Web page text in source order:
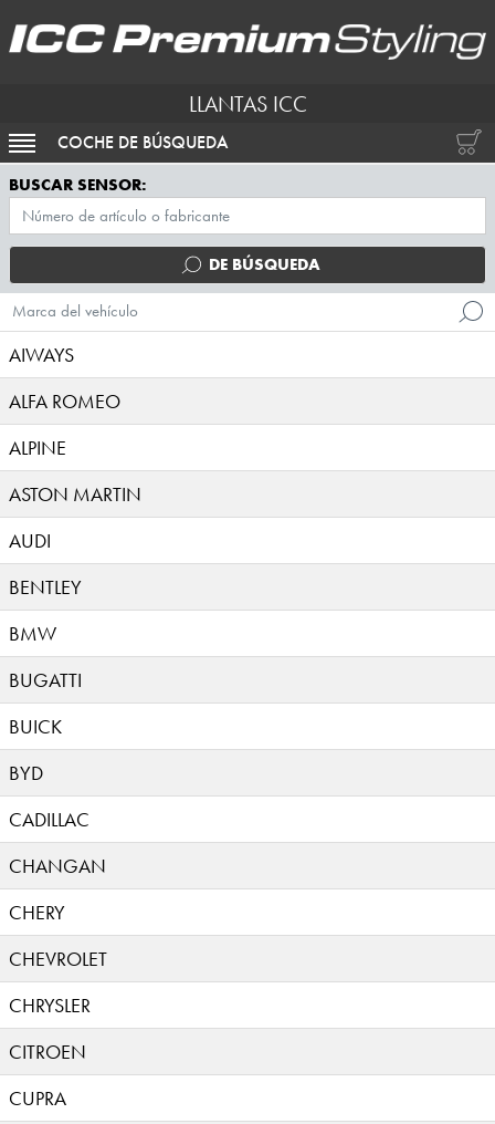
LLANTAS ICC
ACTIVAR NAVEGACIÓN
COCHE DE BÚSQUEDA
BUSCAR SENSOR:
DE BÚSQUEDA
Marca del vehículo
AIWAYS
ALFA ROMEO
ALPINE
ASTON MARTIN
AUDI
BENTLEY
BMW
BUGATTI
BUICK
BYD
CADILLAC
CHANGAN
CHERY
CHEVROLET
CHRYSLER
CITROEN
CUPRA